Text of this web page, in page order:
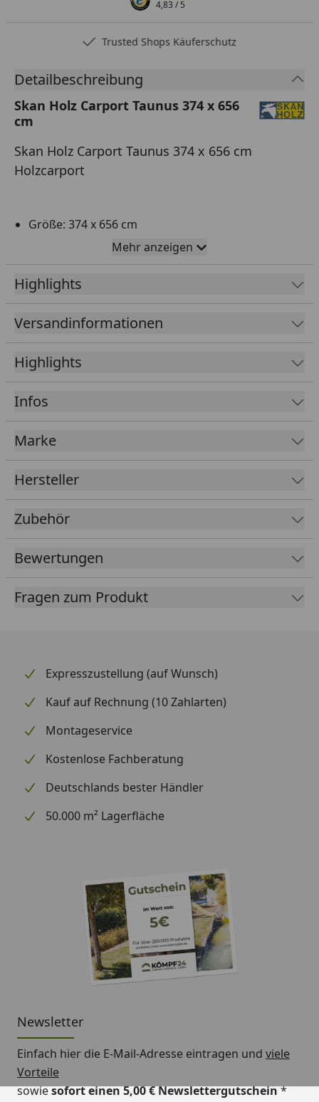
4,83/ 5
Trusted Shops Käuferschutz
Detailbeschreibung
Skan Holz Carport Taunus 374 x 656
cm
Skan Holz Carport Taunus 374 x 656 cm
Holzcarport
Größe: 374 x 656 cm
Hochwertiger Wetterschutz für Ihr Auto aus
Leimholz
Ausführung: naturbelassen, eiche hell, nussbaum,
weiß, schiefergrau, anthrazit
Konstruktion aus Leimholz, welche tragfähiger
und windungsrämer ist, sowie weniger zu Verzug
neigt
Dachform: Walmdach
12 x 12 cm starke Pfosten inklusive H-Pfostenanker
zum Einbetonieren
20 mm starke Dachschalung (geeignet zur
Eindeckung mit Dachschindeln, welche optional
erhältlich sind)
Holzart
Nussbaum
Weiß
mit Dachschindeln, welche
optional erhältlich sind)
Durchfahrtsbreite
270 cm
Durchfahrtshöhe
218 cm
24,53 m²
Umbauter Raum
65,26 m³
Abb., Aufbauanleitung.
Schindelbedarf
19 Pakete (optional
Mehr anzeigen
Highlights
Versandinformationen
Highlights
Infos
Marke
Hersteller
Zubehör
Bewertungen
Fragen zum Produkt
Expresszustellung (auf Wunsch)
Kauf auf Rechnung (10 Zahlarten)
Montageservice
Kostenlose Fachberatung
Deutschlands bester Händler
50.000 m² Lagerfläche
Newsletter
Einfach hier die E-Mail-Adresse eintragen und viele
Vorteile
sowiesofort einen 5,00 € Newslettergutschein*